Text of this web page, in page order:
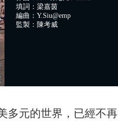
填詞：梁嘉茵
編曲：Y.Siu@emp
監製：陳考威
多元的世界，已經不